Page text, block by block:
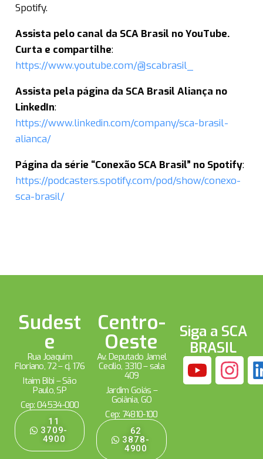
Spotify.
Assista pelo canal da SCA Brasil no YouTube.
Curta e compartilhe:
https://www.youtube.com/@scabrasil_
Assista pela página da SCA Brasil Aliança no
LinkedIn:
https://www.linkedin.com/company/sca-brasil-
alianca/
Página da série “Conexão SCA Brasil” no Spotify:
https://podcasters.spotify.com/pod/show/conexo-
sca-brasil/
Sudest
e
Rua Joaquim
Floriano, 72 – cj. 176
Itaim Bibi – São
Paulo, SP
Cep: 04534-000
11
3709-
4900
Centro-
Oeste
Av. Deputado Jamel
Cecílio, 3310 – sala
409
Jardim Goiás –
Goiânia, GO
Cep: 74810-100
62
3878-
4900
Siga a SCA
BRASIL